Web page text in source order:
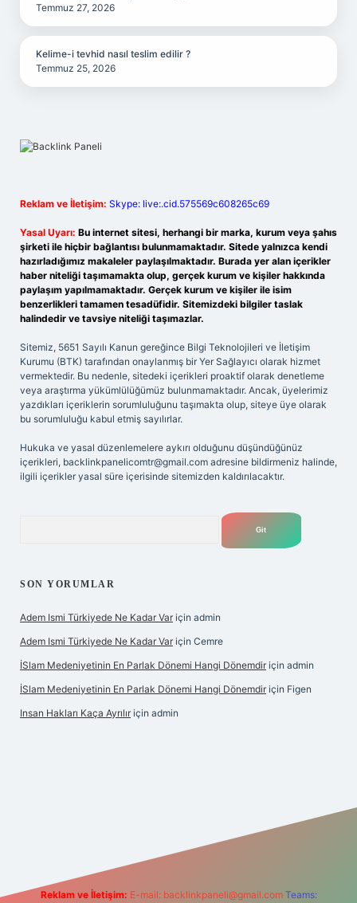
Temmuz 27, 2026
Kelime-i tevhid nasıl teslim edilir ?
Temmuz 25, 2026
Reklam ve İletişim: Skype: live:.cid.575569c608265c69
Yasal Uyarı: Bu internet sitesi, herhangi bir marka, kurum veya şahıs
şirketi ile hiçbir bağlantısı bulunmamaktadır. Sitede yalnızca kendi
hazırladığımız makaleler paylaşılmaktadır. Burada yer alan içerikler
haber niteliği taşımamakta olup, gerçek kurum ve kişiler hakkında
paylaşım yapılmamaktadır. Gerçek kurum ve kişiler ile isim
benzerlikleri tamamen tesadüfidir. Sitemizdeki bilgiler taslak
halindedir ve tavsiye niteliği taşımazlar.
Sitemiz, 5651 Sayılı Kanun gereğince Bilgi Teknolojileri ve İletişim
Kurumu (BTK) tarafından onaylanmış bir Yer Sağlayıcı olarak hizmet
vermektedir. Bu nedenle, sitedeki içerikleri proaktif olarak denetleme
veya araştırma yükümlülüğümüz bulunmamaktadır. Ancak, üyelerimiz
yazdıkları içeriklerin sorumluluğunu taşımakta olup, siteye üye olarak
bu sorumluluğu kabul etmiş sayılırlar.
Hukuka ve yasal düzenlemelere aykırı olduğunu düşündüğünüz
içerikleri, backlinkpanelicomtr@gmail.com adresine bildirmeniz halinde,
ilgili içerikler yasal süre içerisinde sitemizden kaldırılacaktır.
SON YORUMLAR
Adem Ismi Türkiyede Ne Kadar Var için admin
Adem Ismi Türkiyede Ne Kadar Var için Cemre
İSlam Medeniyetinin En Parlak Dönemi Hangi Dönemdir için admin
İSlam Medeniyetinin En Parlak Dönemi Hangi Dönemdir için Figen
Insan Hakları Kaça Ayrılır için admin
Reklam ve İletişim: E-mail: backlinkpaneli@gmail.com Teams: